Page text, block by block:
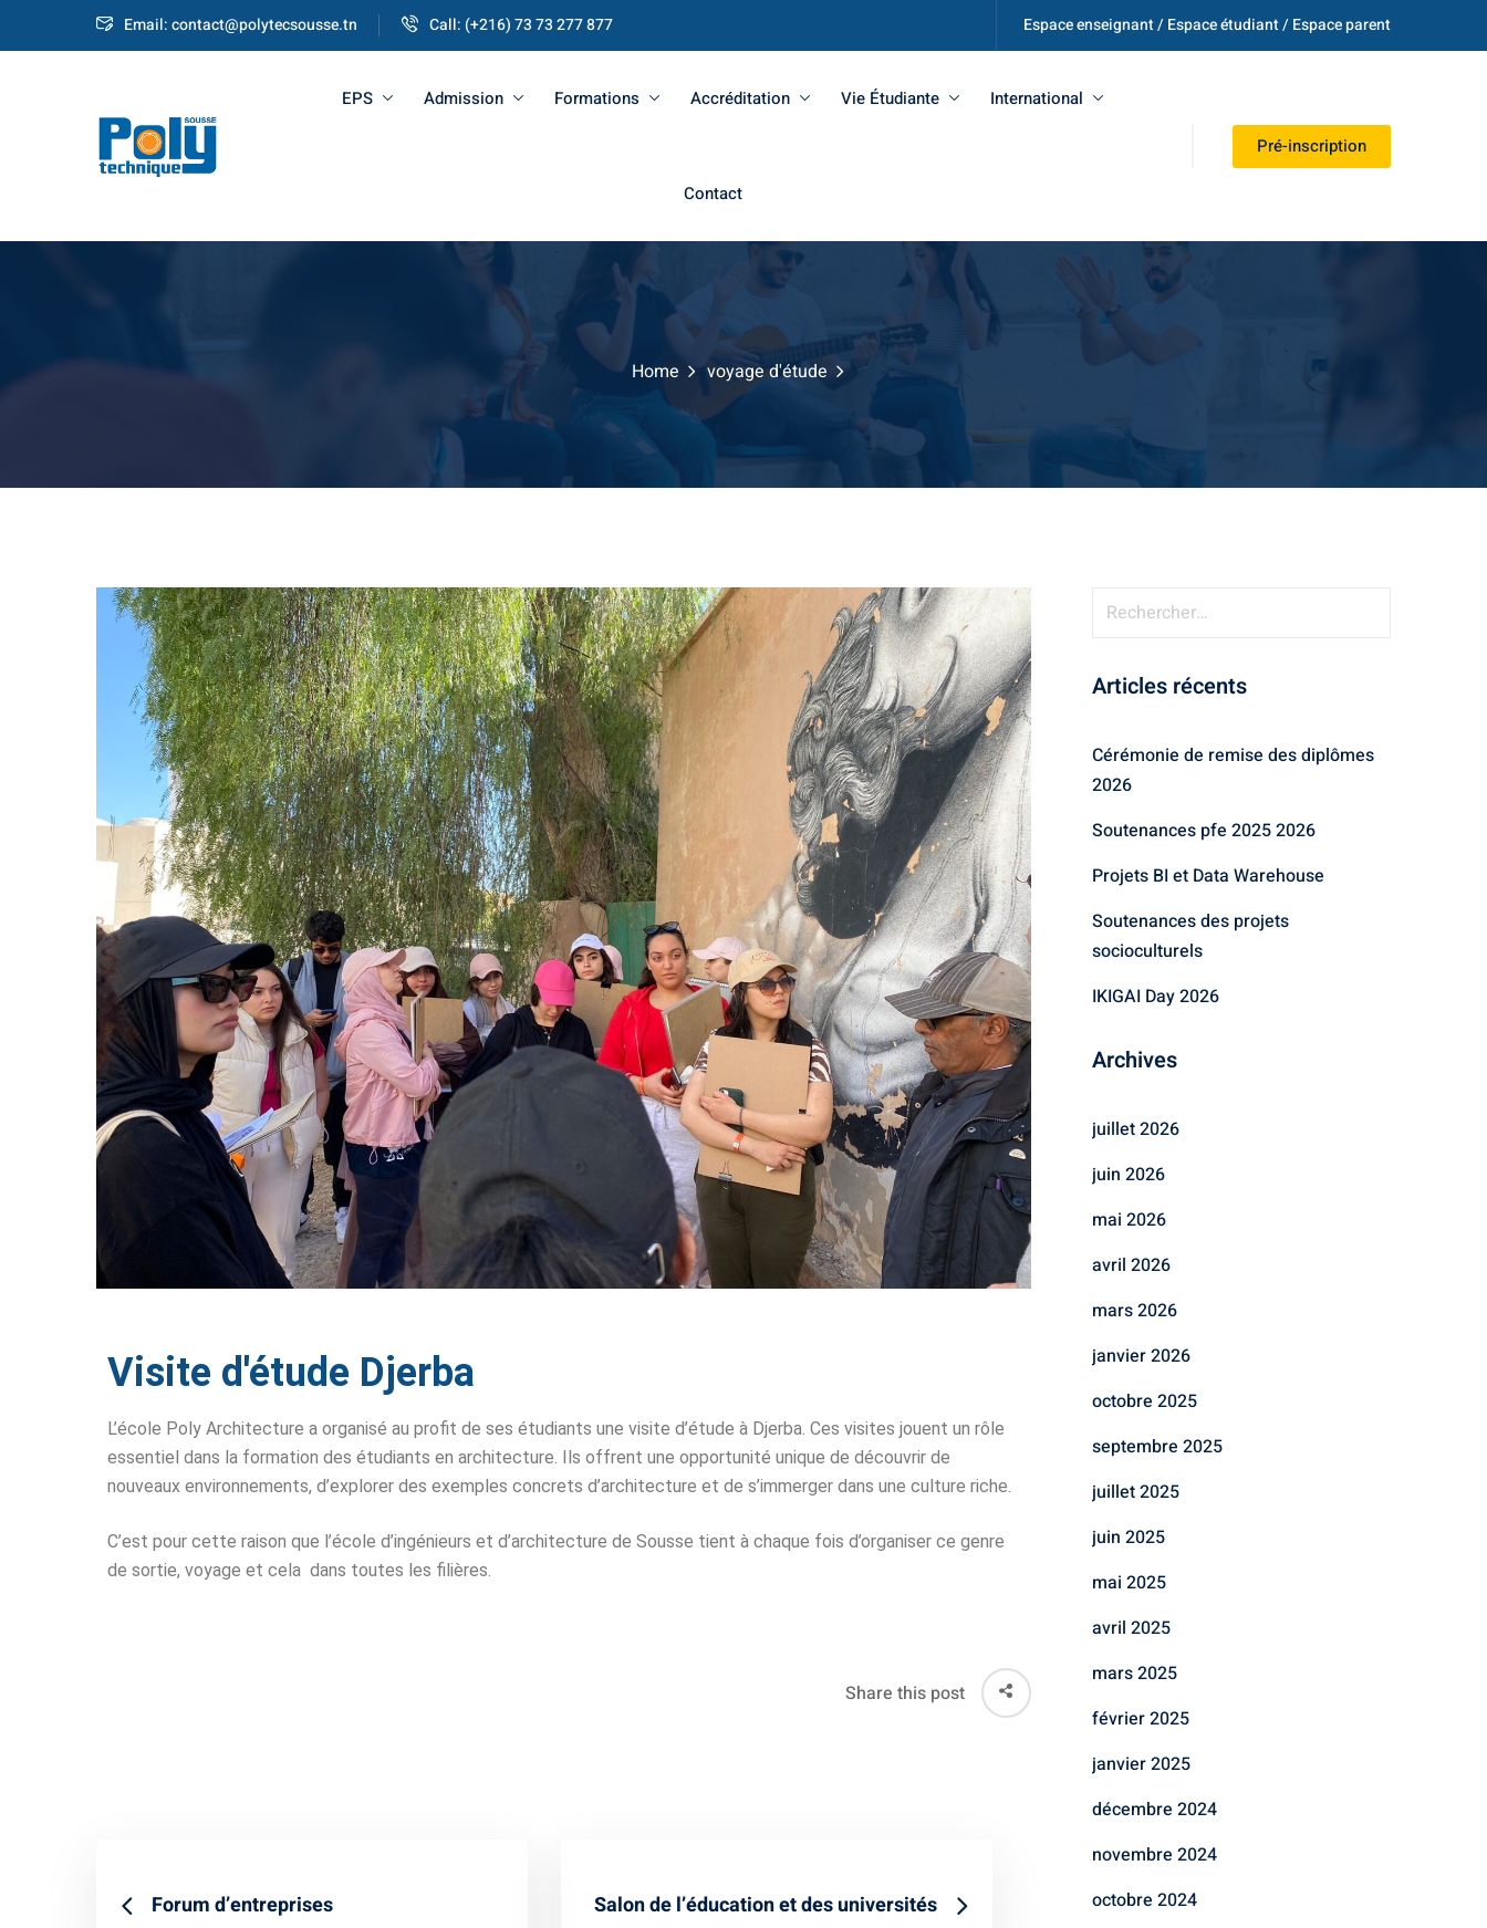
Email: contact@polytecsousse.tn Call: (+216) 73 73 277 877 Espace enseignant / Espace étudiant / Espace parent
EPS Admission Formations Accréditation Vie Étudiante International
Contact
Pré-inscription
Home voyage d'étude
Visite d'étude Djerba
L’école Poly Architecture a organisé au profit de ses étudiants une visite d’étude à Djerba. Ces visites jouent un rôle
essentiel dans la formation des étudiants en architecture. Ils offrent une opportunité unique de découvrir de
nouveaux environnements, d’explorer des exemples concrets d’architecture et de s’immerger dans une culture riche.
C’est pour cette raison que l’école d’ingénieurs et d’architecture de Sousse tient à chaque fois d’organiser ce genre
de sortie, voyage et cela dans toutes les filières.
Share this post
Forum d’entreprises Salon de l’éducation et des universités
Articles récents
Cérémonie de remise des diplômes
2026
Soutenances pfe 2025 2026
Projets BI et Data Warehouse
Soutenances des projets
socioculturels
IKIGAI Day 2026
Archives
juillet 2026
juin 2026
mai 2026
avril 2026
mars 2026
janvier 2026
octobre 2025
septembre 2025
juillet 2025
juin 2025
mai 2025
avril 2025
mars 2025
février 2025
janvier 2025
décembre 2024
novembre 2024
octobre 2024